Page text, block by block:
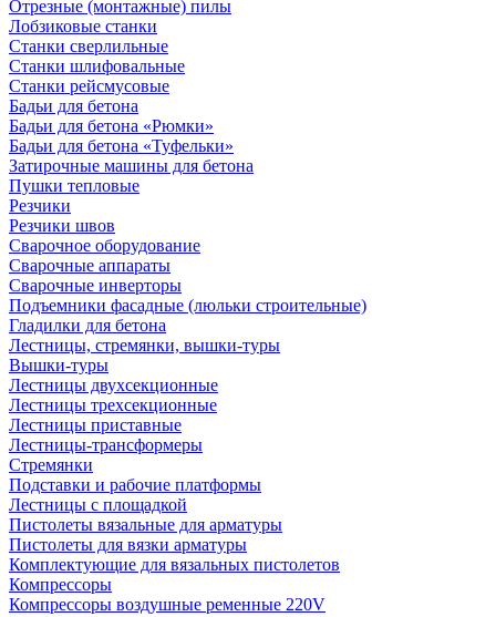
Отрезные (монтажные) пилы
Лобзиковые станки
Станки сверлильные
Станки шлифовальные
Станки рейсмусовые
Бадьи для бетона
Бадьи для бетона «Рюмки»
Бадьи для бетона «Туфельки»
Затирочные машины для бетона
Пушки тепловые
Резчики
Резчики швов
Сварочное оборудование
Сварочные аппараты
Сварочные инверторы
Подъемники фасадные (люльки строительные)
Гладилки для бетона
Лестницы, стремянки, вышки-туры
Вышки-туры
Лестницы двухсекционные
Лестницы трехсекционные
Лестницы приставные
Лестницы-трансформеры
Стремянки
Подставки и рабочие платформы
Лестницы с площадкой
Пистолеты вязальные для арматуры
Пистолеты для вязки арматуры
Комплектующие для вязальных пистолетов
Компрессоры
Компрессоры воздушные ременные 220V